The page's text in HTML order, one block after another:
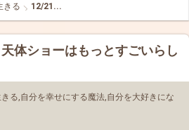
きる 12/21...
体ショーはもっとすごいらし
る,自分を幸せにする魔法,自分を大好きにな